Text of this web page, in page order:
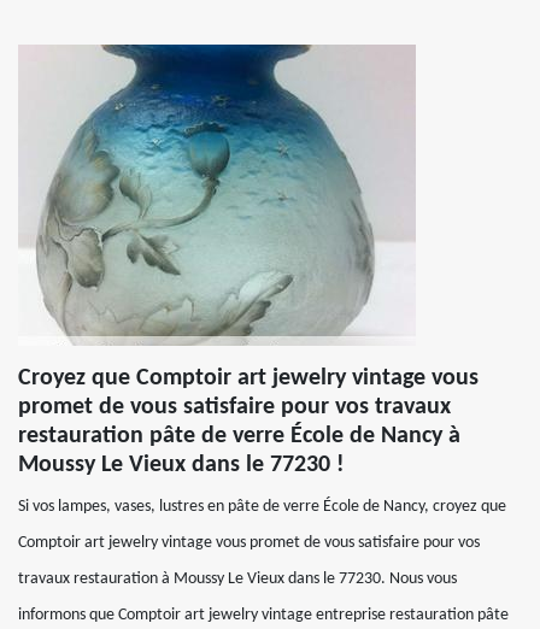
Croyez que Comptoir art jewelry vintage vous
promet de vous satisfaire pour vos travaux
restauration pâte de verre École de Nancy à
Moussy Le Vieux dans le 77230 !
Si vos lampes, vases, lustres en pâte de verre École de Nancy, croyez que
Comptoir art jewelry vintage vous promet de vous satisfaire pour vos
travaux restauration à Moussy Le Vieux dans le 77230. Nous vous
informons que Comptoir art jewelry vintage entreprise restauration pâte